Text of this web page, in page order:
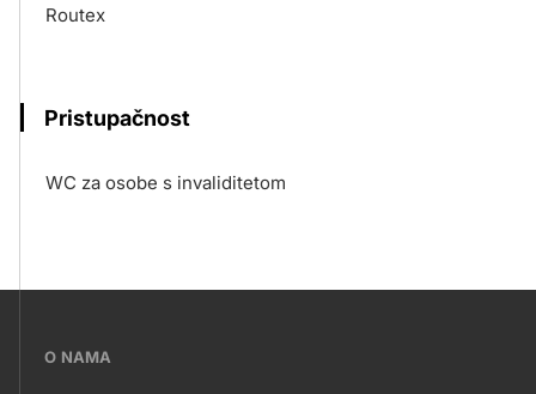
Routex
Pristupačnost
WC za osobe s invaliditetom
???O NAMA